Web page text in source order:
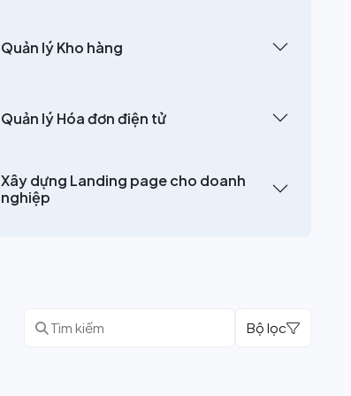
Quản lý Kho hàng
Quản lý Hóa đơn điện tử
Xây dựng Landing page cho doanh
nghiệp
Tuyển dụng Bộ lọc